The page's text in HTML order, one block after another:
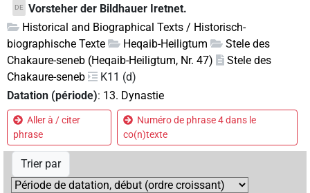
DE Vorsteher der Bildhauer Iretnet.
Historical and Biographical Texts / Historisch-
biographische Texte
Heqaib-Heiligtum
Stele des
Chakaure-seneb (Heqaib-Heiligtum, Nr. 47)
Stele des
Chakaure-seneb
K11 (d)
Datation (période): 13. Dynastie
Aller à / citer
phrase
Numéro de phrase 4 dans le
co(n)texte
Trier par